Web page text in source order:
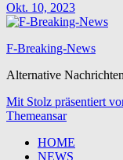
Okt. 10, 2023
F-Breaking-News
Alternative
Mit Stolz präsentiert
Themeansar
HOME
NEWS